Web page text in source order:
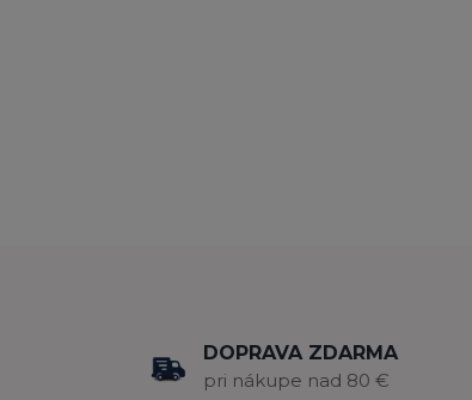
DOPRAVA ZDARMA
pri nákupe nad 80 €